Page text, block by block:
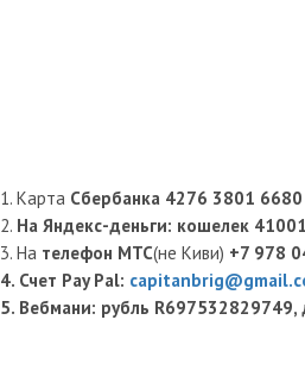
1. Карта Сбербанка 4276 3801
2. На Яндекс-деньги: кошелек
3. На телефон МТС(не Киви) +7 978
4. Счет Pay Pal:
5. Вебмани: рубль